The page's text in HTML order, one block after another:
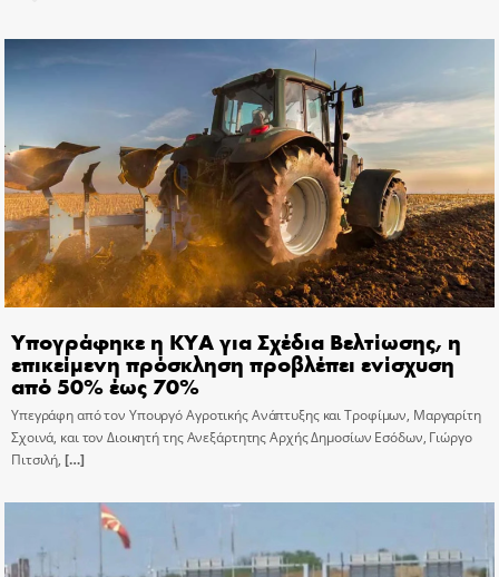
Υπογράφηκε η ΚΥΑ για Σχέδια Βελτίωσης, η
επικείμενη πρόσκληση προβλέπει ενίσχυση
από 50% έως 70%
Υπεγράφη από τον Υπουργό Αγροτικής Ανάπτυξης και Τροφίμων, Μαργαρίτη
Σχοινά, και τον Διοικητή της Ανεξάρτητης Αρχής Δημοσίων Εσόδων, Γιώργο
Πιτσιλή, […]